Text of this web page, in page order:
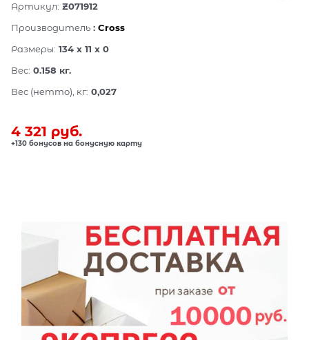
Артикул: Z071912
Производитель : Cross
Размеры: 134 x 11 x 0
Вес: 0.158 кг.
Вес (нетто), кг: 0,027
4 321 руб.
+130 бонусов на бонусную карту